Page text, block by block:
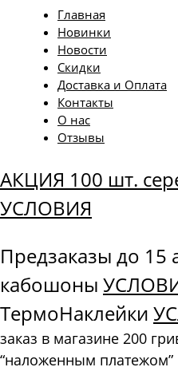
Главная
Новинки
Новости
Скидки
Доставка и Оплата
Контакты
О нас
Отзывы
АКЦИЯ 100 шт.
УСЛОВИЯ
Предзаказы до 15
кабошоны
ТермоНаклейки
заказ в магазине 200
“наложенным